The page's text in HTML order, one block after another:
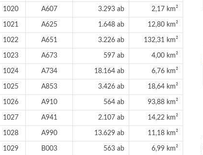
1020 A607 3.293 ab 2,17 km²
1021 A625 1.648 ab 12,80 km²
1022 A651 3.226 ab 132,31 km²
1023 A673 597 ab 4,00 km²
1024 A734 18.164 ab 6,76 km²
1025 A853 3.426 ab 18,64 km²
1026 A910 564 ab 93,88 km²
1027 A941 2.107 ab 14,22 km²
1028 A990 13.629 ab 11,18 km²
1029 B003 563 ab 6,99 km²